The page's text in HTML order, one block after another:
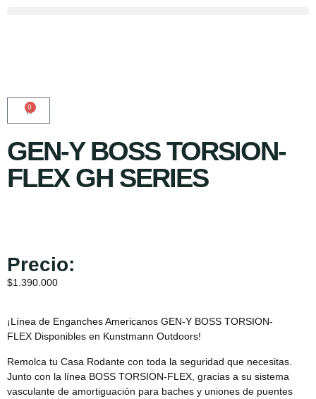
0
GEN-Y BOSS TORSION-
FLEX GH SERIES
Precio:
$1.390.000
¡Línea de Enganches Americanos GEN-Y BOSS TORSION-
FLEX Disponibles en Kunstmann Outdoors!
Remolca tu Casa Rodante con toda la seguridad que necesitas.
Junto con la línea BOSS TORSION-FLEX, gracias a su sistema
vasculante de amortiguación para baches y uniones de puentes